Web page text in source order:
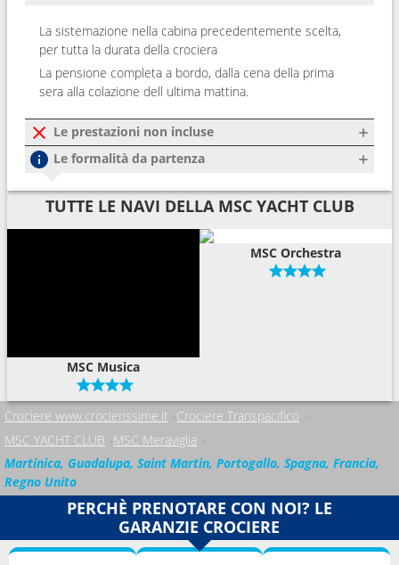
La sistemazione nella cabina precedentemente scelta,
per tutta la durata della crociera
La pensione completa a bordo, dalla cena della prima
sera alla colazione dell ultima mattina.
Le prestazioni non incluse
Le formalità da partenza
TUTTE LE NAVI DELLA MSC YACHT CLUB
MSC Musica
MSC Orchestra
Crociere www.crocierissime.it Crociere Transpacifico
MSC YACHT CLUB MSC Meraviglia
Martinica, Guadalupa, Saint Martin, Portogallo, Spagna, Francia,
Regno Unito
PERCHÈ PRENOTARE CON NOI? LE
GARANZIE CROCIERE